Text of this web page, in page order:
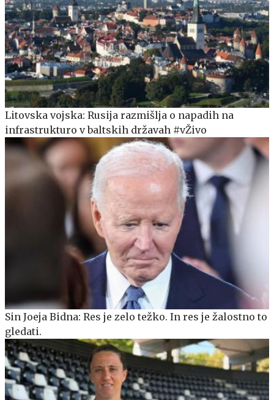
Litovska vojska: Rusija razmišlja o napadih na
infrastrukturo v baltskih državah #vŽivo
Sin Joeja Bidna: Res je zelo težko. In res je žalostno to
gledati.